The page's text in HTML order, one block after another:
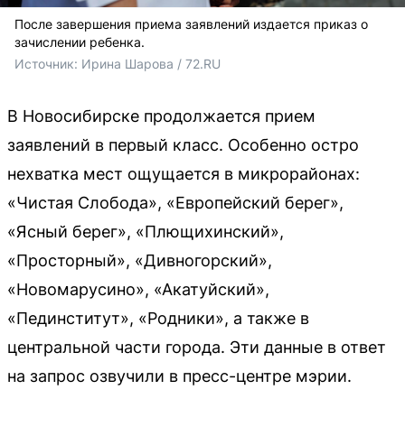
После завершения приема заявлений издается приказ о
зачислении ребенка.
Источник: Ирина Шарова / 72.RU
В Новосибирске продолжается прием
заявлений в первый класс. Особенно остро
нехватка мест ощущается в микрорайонах:
«Чистая Слобода», «Европейский берег»,
«Ясный берег», «Плющихинский»,
«Просторный», «Дивногорский»,
«Новомарусино», «Акатуйский»,
«Пединститут», «Родники», а также в
центральной части города. Эти данные в ответ
на запрос озвучили в пресс-центре мэрии.